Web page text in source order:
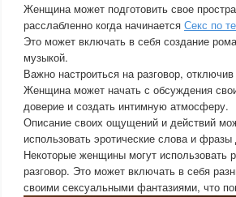
Женщина может подготовить свое
расслабленно когда начинается Секс по
Это может включать в себя создание
музыкой.
Важно настроиться на разговор,
Женщина может начать с обсуждения
доверие и создать интимную атмосферу.
Описание своих ощущений и действий
использовать эротические слова и
Некоторые женщины могут использовать
разговор. Это может включать в себя
своими сексуальными фантазиями, что